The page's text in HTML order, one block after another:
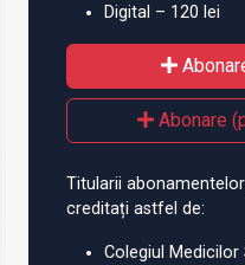
Digital – 120 lei
Abonare
Titularii
creditați astfel de:
Colegiul